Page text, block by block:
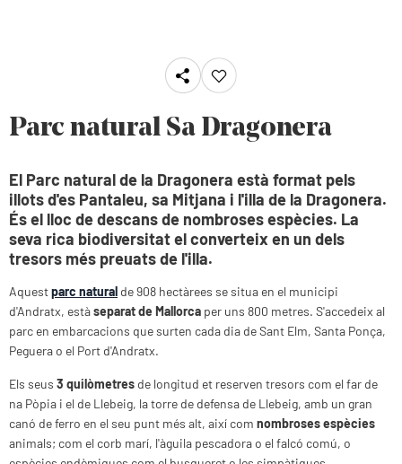
Parc natural Sa Dragonera
El Parc natural de la Dragonera està format pels
illots d'es Pantaleu, sa Mitjana i l'illa de la Dragonera.
És el lloc de descans de nombroses espècies. La
seva rica biodiversitat el converteix en un dels
tresors més preuats de l'illa.
Aquestparc natural de 908 hectàrees se situa en el municipi
d'Andratx, estàseparat de Mallorca per uns 800 metres. S'accedeix al
parc en embarcacions que surten cada dia de Sant Elm, Santa Ponça,
Peguera o el Port d'Andratx.
Els seus 3 quilòmetres de longitud et reserven tresors com el far de
na Pòpia i el de Llebeig, la torre de defensa de Llebeig, amb un gran
canó de ferro en el seu punt més alt, així com nombroses espècies
animals; com el corb marí, l'àguila pescadora o el falcó comú, o